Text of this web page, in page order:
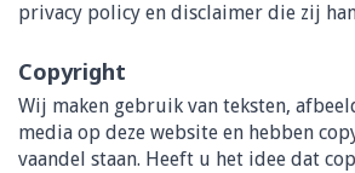
privacy policy en disclaimer die zij
Copyright
Wij maken gebruik van teksten,
media op deze website en hebben
vaandel staan. Heeft u het idee dat